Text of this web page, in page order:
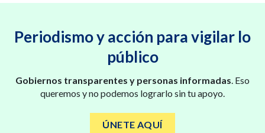
Periodismo y acción para vigilar lo
público
Gobiernos transparentes y personas informadas. Eso
queremos y no podemos lograrlo sin tu apoyo.
ÚNETE AQUÍ